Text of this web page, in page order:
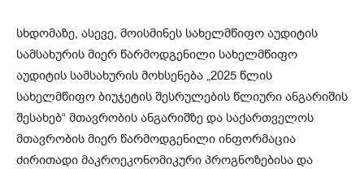
სხდომაზე, ასევე, მოისმინეს სახელმწიფო აუდიტის
სამსახურის მიერ წარმოდგენილი სახელმწიფო
აუდიტის სამსახურის მოხსენება „2025 წლის
სახელმწიფო ბიუჯეტის შესრულების წლიური ანგარიშის
შესახებ“ მთავრობის ანგარიშზე და საქართველოს
მთავრობის მიერ წარმოდგენილი ინფორმაცია
ძირითადი მაკროეკონომიკური პროგნოზებისა და